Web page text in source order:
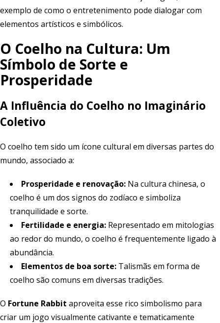
exemplo de como o entretenimento pode dialogar com
elementos artísticos e simbólicos.
O Coelho na Cultura: Um
Símbolo de Sorte e
Prosperidade
A Influência do Coelho no Imaginário
Coletivo
O coelho tem sido um ícone cultural em diversas partes do
mundo, associado a:
Prosperidade e renovação: Na cultura chinesa, o
coelho é um dos signos do zodíaco e simboliza
tranquilidade e sorte.
Fertilidade e energia: Representado em mitologias
ao redor do mundo, o coelho é frequentemente ligado à
abundância.
Elementos de boa sorte: Talismãs em forma de
coelho são comuns em diversas tradições.
O Fortune Rabbit aproveita esse rico simbolismo para
criar um jogo visualmente cativante e tematicamente